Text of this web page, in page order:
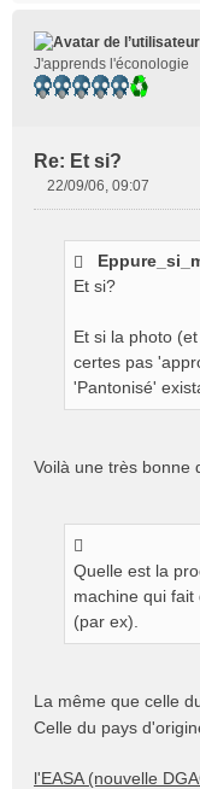
J'apprends l'éconologie
Re: Et si?
22/09/06, 09:07
Et si?
Et si la photo
certes pas
'Pantonisé'
Voilà une très bonne
Quelle est la
machine qui
(par ex).
La même que celle
Celle du pays
l'EASA (nouvelle